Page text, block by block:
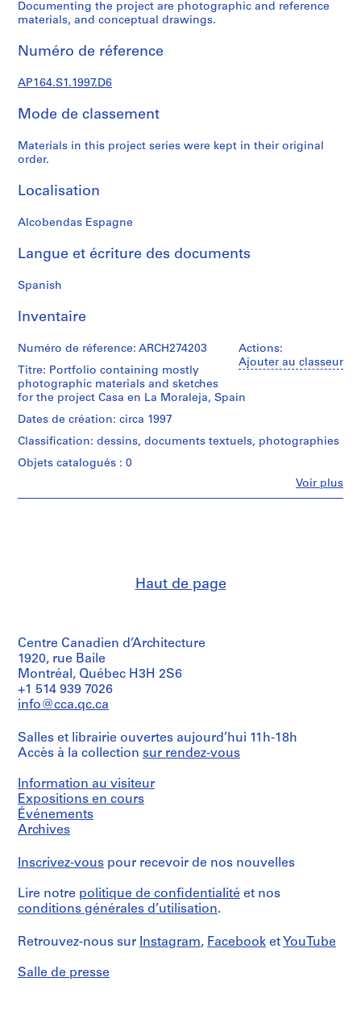
r
l
r
j
c
t
s
1
5
-
0
9
AP164.S1
P
r
o
e
o
r
t
i
v
y
p
i
s
c
i
a
u
b
e
t
Documenting the project are photographic and reference
materials, and conceptual drawings.
Numéro de réference
AP164.S1.1997.D6
Mode de classement
Materials in this project series were kept in their original
order.
Localisation
Alcobendas Espagne
Langue et écriture des documents
Spanish
Inventaire
Actions:
Ajouter au classeur
Voir plus
Numéro de réference: ARCH274203
Titre: Portfolio containing mostly
photographic materials and sketches
for the project Casa en La Moraleja, Spain
Dates de création: circa 1997
Classification: dessins, documents textuels, photographies
Objets catalogués : 0
views
of
the
house
and
its
sketches,
plans
elevations.
Contains
as
well
a
entitled
Moraleja"
and
about
management
Haut de page
Centre Canadien d’Architecture
1920, rue Baile
Montréal, Québec H3H 2S6
+1 514 939 7026
info@cca.qc.ca
Salles et librairie ouvertes aujourd’hui 11h-18h
Accès à la collection sur rendez-vous
Information au visiteur
Expositions en cours
Événements
Archives
Inscrivez-vous pour recevoir de nos nouvelles
Lire notre politique de confidentialité et nos
conditions générales d’utilisation.
Retrouvez-nous sur Instagram, Facebook et YouTube
Salle de presse